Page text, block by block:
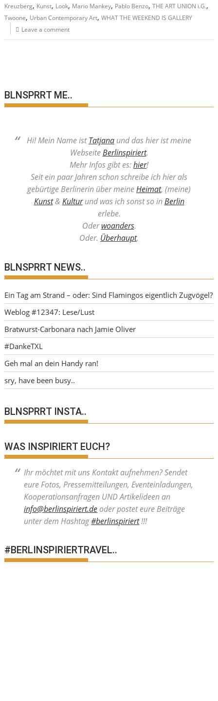
Kreuzberg, Kunst, Look, Mario Mankey, Pablo Benzo,THE ART UNION i.G.,
Twoone, Urban Contemporary Art,WHAT THE WEEKEND IS GALLERY
Leave a comment
BLNSPRRT ME..
Hi! Mein Name istTatjana und das hier ist meine
WebseiteBerlinspiriert.
Mehr Infos gibt es:hier!
Seit ein paar Jahren schon schreibe ich hier als
gebürtige Berlinerin über meineHeimat, (meine)
Kunst& Kulturund was ich sonst so inBerlin
erlebe.
Oderwoanders.
Oder. Überhaupt.
BLNSPRRT NEWS..
Ein Tag am Strand – oder: Sind Flamingos eigentlich Zugvögel?
Weblog #12347: Lese/Lust
Bratwurst-Carbonara nach Jamie Oliver
#DankeTXL
Geh mal an dein Handy ran!
sry, have been busy..
BLNSPRRT INSTA..
WAS INSPIRIERT EUCH?
Ihr möchtet mit uns Kontakt aufnehmen? Sendet
eure Fotos, Pressemitteilungen, Eventeinladungen,
Kooperationsanfragen UND Artikelideen an
info@berlinspiriert.deoder postet eure Beiträge
unter dem Hashtag#berlinspiriert!!!
#BERLINSPIRIERTRAVEL..